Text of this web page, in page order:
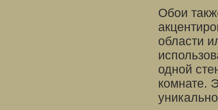
Обои
области
одной
комнате.